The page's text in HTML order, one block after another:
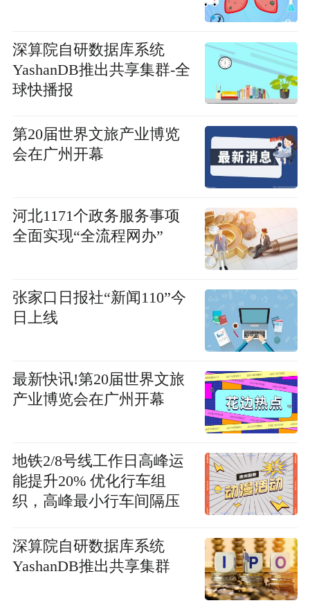
深算院自研数据库系统
YashanDB推出共享集群-全
球快播报
第20届世界文旅产业博览
会在广州开幕
河北1171个政务服务事项
全面实现“全流程网办”
张家口日报社“新闻110”今
日上线
最新快讯!第20届世界文旅
产业博览会在广州开幕
地铁2/8号线工作日高峰运
能提升20% 优化行车组
织，高峰最小行车间隔压
深算院自研数据库系统
YashanDB推出共享集群